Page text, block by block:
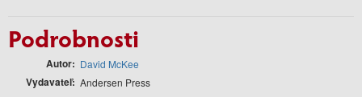
Podrobnosti
Autor David McKee
Vydavateľ Andersen Press